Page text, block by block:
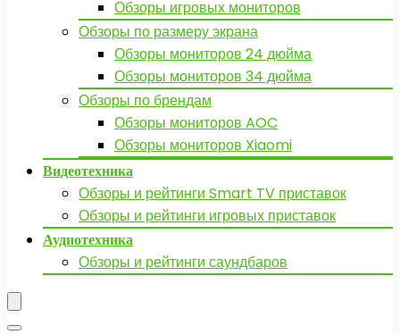
Обзоры игровых мониторов
Обзоры по размеру экрана
Обзоры мониторов 24 дюйма
Обзоры мониторов 34 дюйма
Обзоры по брендам
Обзоры мониторов AOC
Обзоры мониторов Xiaomi
Видеотехника
Обзоры и рейтинги Smart TV приставок
Обзоры и рейтинги игровых приставок
Аудиотехника
Обзоры и рейтинги саундбаров